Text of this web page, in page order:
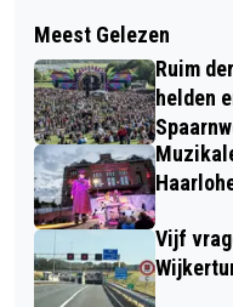
EN HAARLEM
CHANGE
PILOT
LEEGSTAND
HAARLEM
Meest Gelezen
Ruim
helden
Vijf